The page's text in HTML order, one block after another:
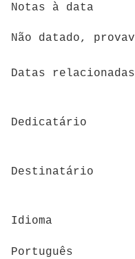
Notas à data
Não datado,
Datas relacionadas
Dedicatário
Destinatário
Idioma
Português